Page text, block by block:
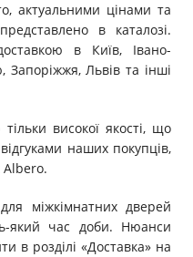
актуальними цінами та
в каталозі.
в Київ, Івано-
Запоріжжя, Львів та інші
високої якості, що
наших покупців,
Albero.
міжкімнатних дверей
який час доби. Нюанси
в розділі «Доставка» на